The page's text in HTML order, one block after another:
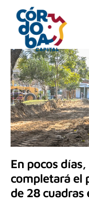
En pocos
completará el
de 28